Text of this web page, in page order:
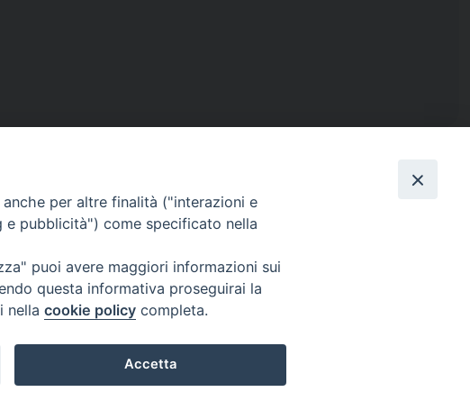
MODULISTICA
WEBMAIL
RENDICONTO 8X1000
per altre finalità ("interazioni e
pubblicità") come specificato nella
puoi avere maggiori informazioni sui
questa informativa proseguirai la
nella cookie policy completa.
Accetta